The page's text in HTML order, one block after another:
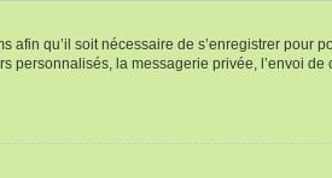
qu’il soit nécessaire de s’enregistrer pour
la messagerie privée, l’envoi